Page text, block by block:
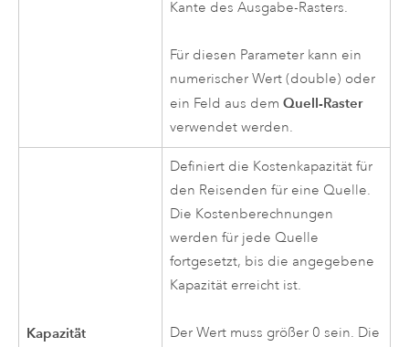
Kante des Ausgabe-Rasters.
Für diesen Parameter kann ein
numerischer Wert (double) oder
ein Feld aus demQuell-Raster
verwendet werden.
Kapazität
Definiert die Kostenkapazität für
den Reisenden für eine Quelle.
Die Kostenberechnungen
werden für jede Quelle
fortgesetzt, bis die angegebene
Kapazität erreicht ist.
Der Wert muss größer 0 sein. Die